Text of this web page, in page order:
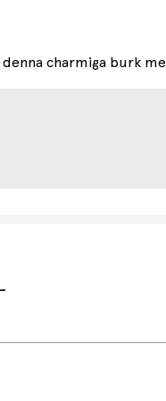
charmiga burk